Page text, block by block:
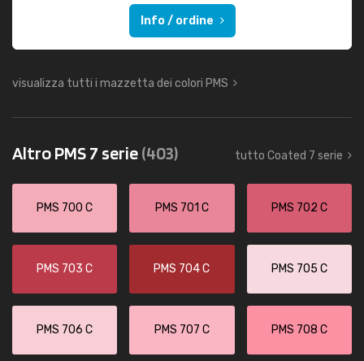
Info / ordine
visualizza tutti i mazzetta dei colori PMS
Altro PMS 7 serie(403) tutto Coated 7 serie
PMS 700 C PMS 701 C PMS 702 C
PMS 703 C PMS 704 C PMS 705 C
PMS 706 C PMS 707 C PMS 708 C